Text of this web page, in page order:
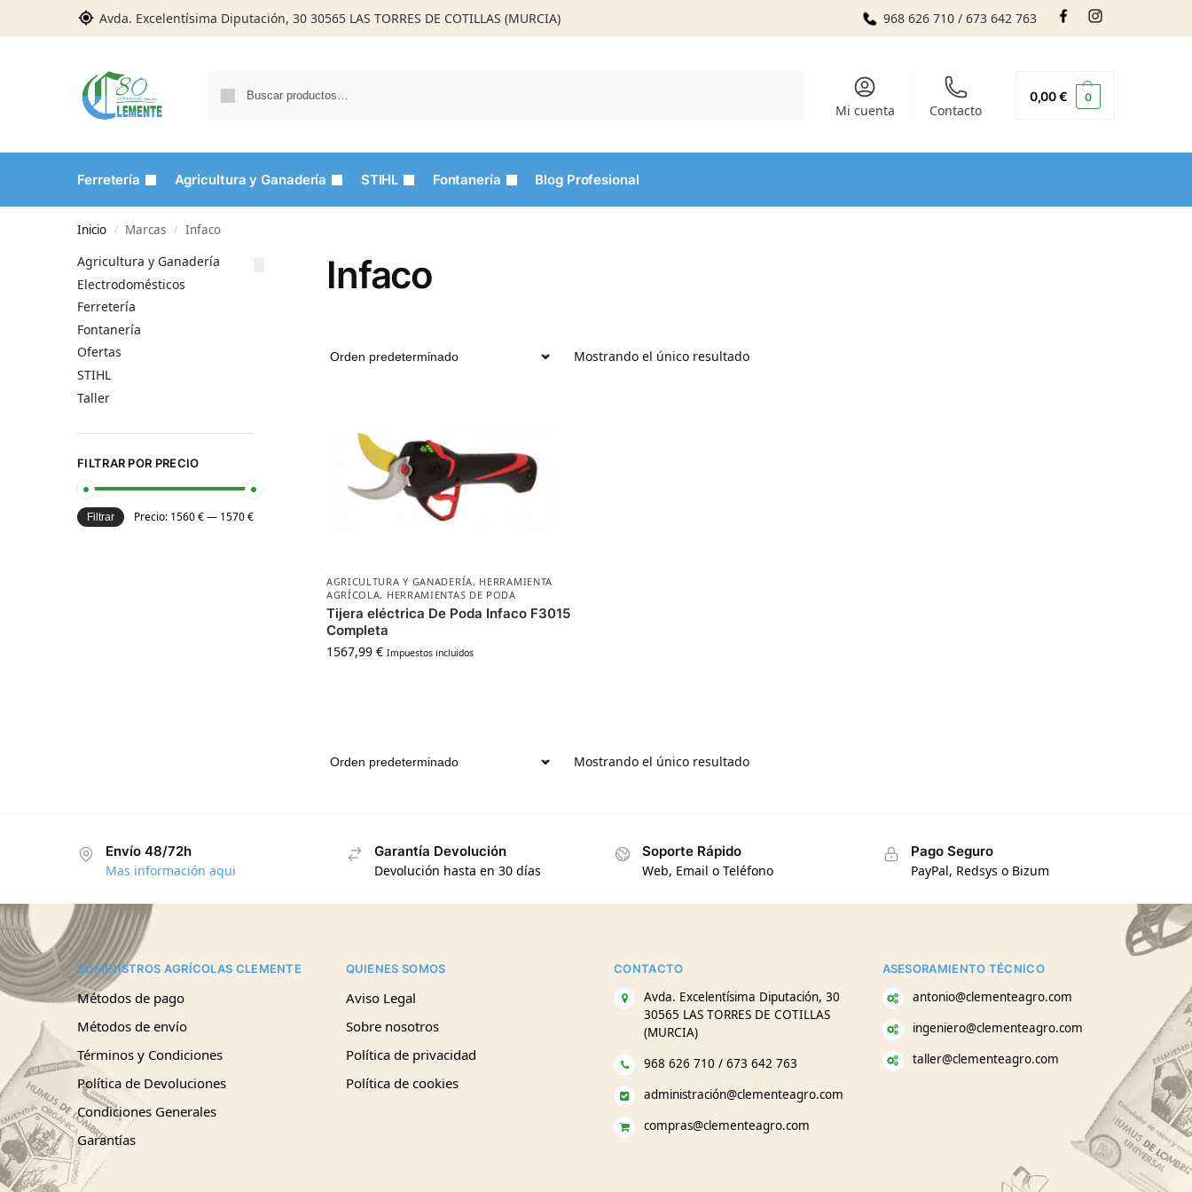
Avda. Excelentísima Diputación, 30 30565 LAS TORRES DE COTILLAS (MURCIA) 968 626 710 / 673 642 763
Mi cuenta Contacto
0,00€ 0
Ferretería Agricultura y Ganadería STIHL Fontanería Blog Profesional
Inicio / Marcas / Infaco
Infaco
Mostrando el único resultado
AGRICULTURA Y GANADERÍA, HERRAMIENTA
AGRÍCOLA, HERRAMIENTAS DE PODA
Tijera eléctrica De Poda Infaco F3015
Completa
1567,99 € Impuestos incluidos
Mostrando el único resultado
Agricultura y Ganadería
Electrodomésticos
Ferretería
Fontanería
Ofertas
STIHL
Taller
FILTRAR POR PRECIO
Filtrar Precio: 1560 €— 1570 €
Envío 48/72h
Mas información aqui
Garantía Devolución
Devolución hasta en 30 días
Soporte Rápido
Web, Email o Teléfono
Pago Seguro
PayPal, Redsys o Bizum
SUMINISTROS AGRÍCOLAS CLEMENTE
Métodos de pago
Métodos de envío
Términos y Condiciones
Política de Devoluciones
Condiciones Generales
Garantías
QUIENES SOMOS
Aviso Legal
Sobre nosotros
Política de privacidad
Política de cookies
CONTACTO
Avda. Excelentísima Diputación, 30
30565 LAS TORRES DE COTILLAS
(MURCIA)
968 626 710 / 673 642 763
administración@clementeagro.com
compras@clementeagro.com
ASESORAMIENTO TÉCNICO
antonio@clementeagro.com
ingeniero@clementeagro.com
taller@clementeagro.com